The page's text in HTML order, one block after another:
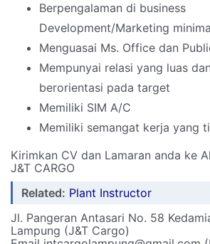
Berpengalaman di business
Development/Marketing
Menguasai Ms. Office dan
Mempunyai relasi yang luas
berorientasi pada target
Memiliki SIM A/C
Memiliki semangat kerja yang
Kirimkan CV dan Lamaran anda ke
J&T CARGO
Related: Plant Instructor
Jl. Pangeran Antasari No. 58
Lampung (J&T Cargo)